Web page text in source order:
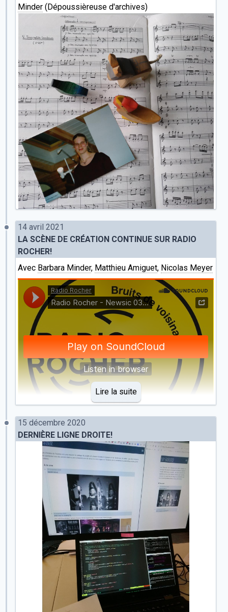
Minder (Dépoussièreuse d'archives)
14 avril 2021
LA SCÈNE DE CRÉATION CONTINUE SUR RADIO
ROCHER!
Avec Barbara Minder, Matthieu Amiguet, Nicolas Meyer
Radio Rocher· Radio Rocher - Newsic 03 - Les Chemins de Traverse
L'émissionNewsicdeRadio Rochera consacré une
heure d'émission à la nouvelleScène de création
continuedes Chemins de Traverse! Une heure
d'entretien de
Barbara Minder et
Matthieu Amiguet
Nicolas Meyerpour mieux comprendre les
motivations et les enjeux de ce grand projet!
Lire la suite
15 décembre 2020
DERNIÈRE LIGNE DROITE!